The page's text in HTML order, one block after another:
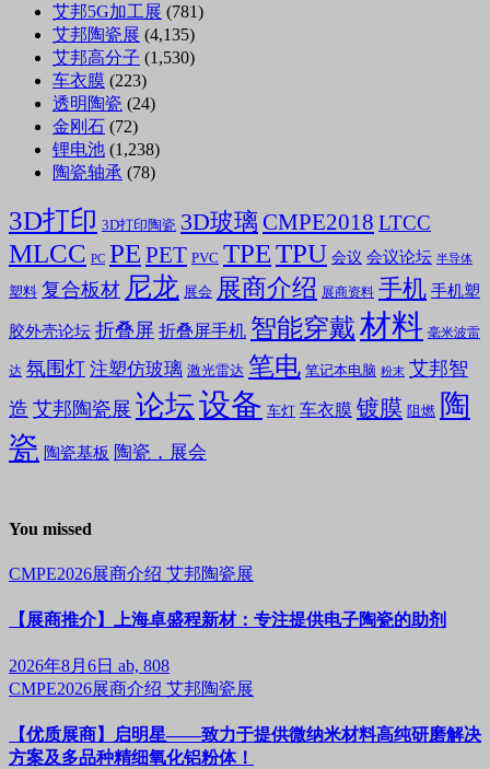
艾邦5G加工展 (781)
艾邦陶瓷展 (4,135)
艾邦高分子 (1,530)
车衣膜 (223)
透明陶瓷 (24)
金刚石 (72)
锂电池 (1,238)
陶瓷轴承 (78)
3D打印 3D打印陶瓷 3D玻璃 CMPE2018 LTCC
MLCC PC PE PET PVC TPETPU 会议 会议论坛 半导体
塑料 复合板材 尼龙 展会 展商介绍 展商资料 手机 手机塑
胶外壳论坛 折叠屏 折叠屏手机 智能穿戴材料 毫米波雷
达 氛围灯 注塑仿玻璃 激光雷达 笔电 笔记本电脑 粉末 艾邦智
造 艾邦陶瓷展 论坛设备 车灯 车衣膜 镀膜 阻燃 陶
瓷 陶瓷基板 陶瓷，展会
You missed
CMPE2026展商介绍 艾邦陶瓷展
【展商推介】上海卓盛程新材：专注提供电子陶瓷的助剂
2026年8月6日 ab, 808
CMPE2026展商介绍 艾邦陶瓷展
【优质展商】启明星——致力于提供微纳米材料高纯研磨解决
方案及多品种精细氧化铝粉体！